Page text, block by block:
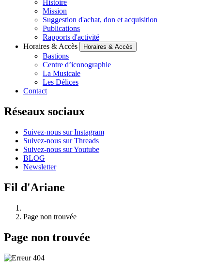
Histoire
Mission
Suggestion d'achat, don et acquisition
Publications
Rapports d'activité
Horaires & Accès
Horaires & Accès
Bastions
Centre d’iconographie
La Musicale
Les Délices
Contact
Réseaux sociaux
Suivez-nous sur Instagram
Suivez-nous sur Threads
Suivez-nous sur Youtube
BLOG
Newsletter
Fil d'Ariane
Page non trouvée
Page non trouvée